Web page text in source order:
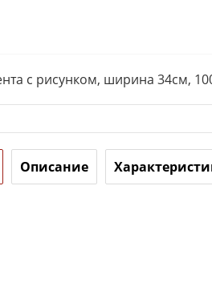
с рисунком, ширина 34см,
Описание